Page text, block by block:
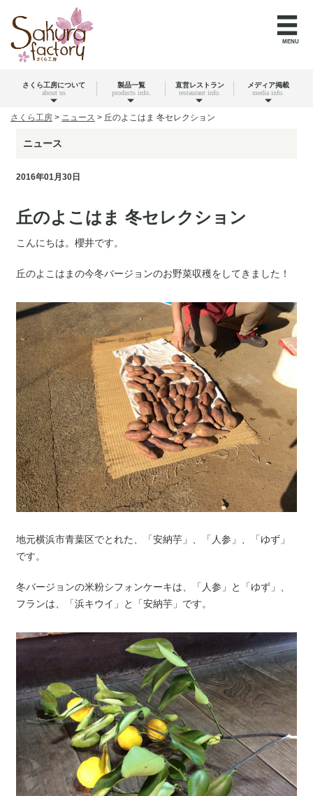
MENU
さくら工房について
about us
製品一覧
products info.
直営レストラン
restaurant info.
メディア掲載
media info.
さくら工房 > ニュース > 丘のよこはま 冬セレクション
ニュース
2016年01月30日
丘のよこはま 冬セレクション
こんにちは。櫻井です。
丘のよこはまの今冬バージョンのお野菜収穫をしてきました！
地元横浜市青葉区でとれた、「安納芋」、「人参」、「ゆず」
です。
冬バージョンの米粉シフォンケーキは、「人参」と「ゆず」、
フランは、「浜キウイ」と「安納芋」です。